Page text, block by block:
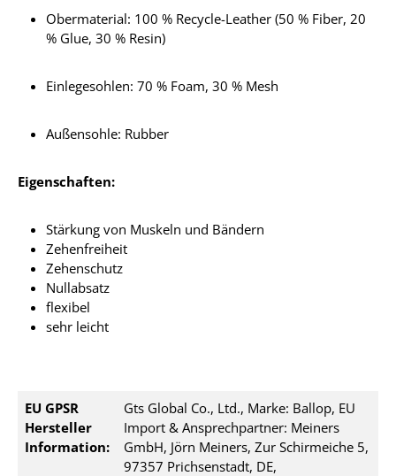
Obermaterial: 100 % Recycle-Leather (50 % Fiber, 20
% Glue, 30 % Resin)
Einlegesohlen: 70 % Foam, 30 % Mesh
Außensohle: Rubber
Eigenschaften:
Stärkung von Muskeln und Bändern
Zehenfreiheit
Zehenschutz
Nullabsatz
flexibel
sehr leicht
EU GPSR
Hersteller
Information:
Gts Global Co., Ltd., Marke: Ballop, EU
Import & Ansprechpartner: Meiners
GmbH, Jörn Meiners, Zur Schirmeiche 5,
97357 Prichsenstadt, DE,